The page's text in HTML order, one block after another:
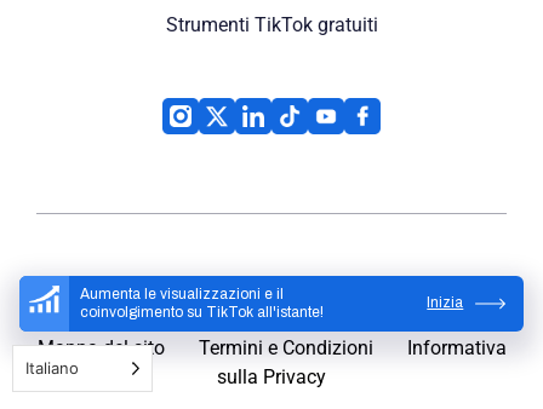
Aumenta le visualizzazioni e il
coinvolgimento su TikTok all'istante!
Inizia
Strumenti TikTok gratuiti
High Social
Mappa del sito Termini e Condizioni
Informativa
sulla Privacy
Italiano